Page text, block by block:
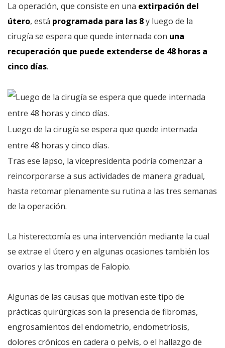
La operación, que consiste en una extirpación del
útero, está programada para las 8y luego de la
cirugía se espera que quede internada con una
recuperación que puede extenderse de 48 horas a
cinco días.
Luego de la cirugía se espera que quede internada
entre 48 horas y cinco días.
Tras ese lapso, la vicepresidenta podría comenzar a
reincorporarse a sus actividades de manera gradual,
hasta retomar plenamente su rutina a las tres semanas
de la operación.
La histerectomía es una intervención mediante la cual
se extrae el útero y en algunas ocasiones también los
ovarios y las trompas de Falopio.
Algunas de las causas que motivan este tipo de
prácticas quirúrgicas son la presencia de fibromas,
engrosamientos del endometrio, endometriosis,
dolores crónicos en cadera o pelvis, o el hallazgo de